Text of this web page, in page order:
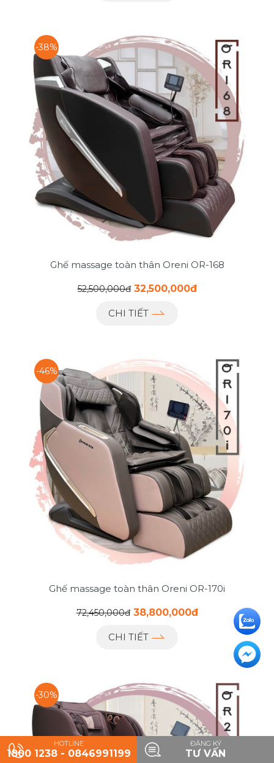
-38%
Ghế massage toàn thân Oreni OR-168
52,500,000đ 32,500,000đ
CHI TIẾT
-46%
Ghế massage toàn thân Oreni OR-170i
72,450,000đ 38,800,000đ
CHI TIẾT
-30%
HOTLINE
1800 1238 - 0846991199
ĐĂNG KÝ
TƯ VẤN